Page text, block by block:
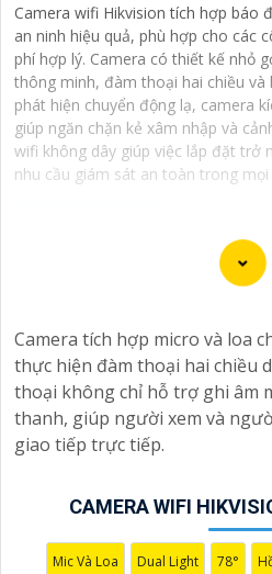
Camera wifi Hikvision tích hợp báo
an ninh hiệu quả, phù hợp cho các
phí hợp lý. Camera có thiết kế nhỏ
thông minh, đàm thoại hai chiều và
phát hiện chuyển động lạ, camera
giúp ngăn chặn kẻ xâm nhập và
wifi không dây giúp việc lắp đặt trở
nhu cầu giám sát an toàn trong mọi
Dĩ nhiên, dưới đây là một mẫu
nghiệp:
Chào quý khách hàng,
Chúng tôi xin trân trọng giới
lắp đặt camera Hikvision giá rẻ
Với kinh nghiệm lâu năm
an ninh, đội ngũ kỹ thuật viên
mang đến cho quý vị những
Camera tích hợp micro và loa
thực hiện đàm thoại hai chiều
thoại không chỉ hỗ trợ ghi âm
thanh, giúp người xem và
giao tiếp trực tiếp.
CAMERA WIFI
Mic Và Loa Dual Light 78°